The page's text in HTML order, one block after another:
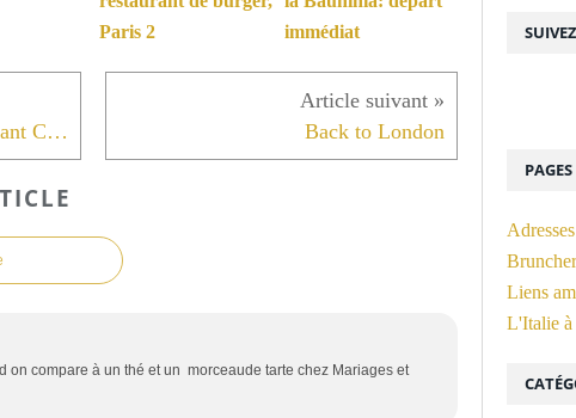
Paris 2
immédiat
Dîner aux Cocottes de Christiant Constant Back to London
on compare à un thé et un morceaude tarte chez Mariages et
PAGES
Liens
L'Italie à